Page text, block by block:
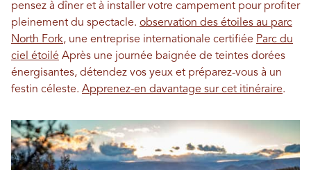
pensez à dîner et à installer votre campement pour profiter
pleinement du spectacle. observation des étoiles au parc
North Fork, une entreprise internationale certifiée Parc du
ciel étoilé Après une journée baignée de teintes dorées
énergisantes, détendez vos yeux et préparez-vous à un
festin céleste. Apprenez-en davantage sur cet itinéraire.